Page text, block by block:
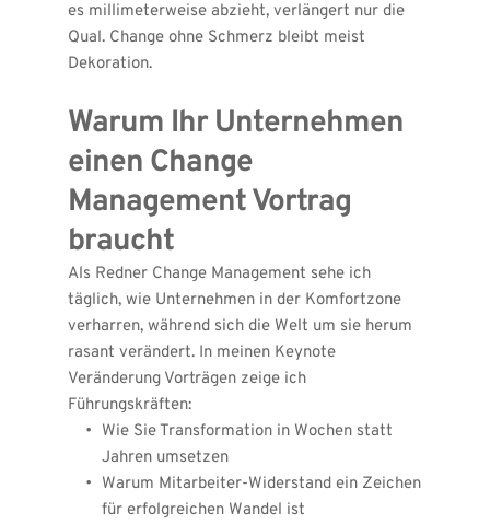
es millimeterweise abzieht, verlängert nur die
Qual. Change ohne Schmerz bleibt meist
Dekoration.
Warum Ihr Unternehmen
einen Change
Management Vortrag
braucht
Als Redner Change Management sehe ich
täglich, wie Unternehmen in der Komfortzone
verharren, während sich die Welt um sie herum
rasant verändert. In meinen Keynote
Veränderung Vorträgen zeige ich
Führungskräften:
Wie Sie Transformation in Wochen statt
Jahren umsetzen
Warum Mitarbeiter-Widerstand ein Zeichen
für erfolgreichen Wandel ist